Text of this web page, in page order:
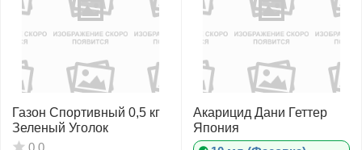
Газон Спортивный 0,5 кг
Зеленый Уголок
0.0
Акарицид Дани Геттер
Япония